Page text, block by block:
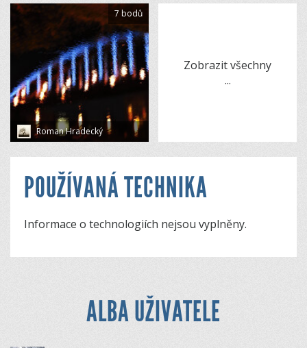
Roman Hradecký
7 bodů
Zobrazit všechny
...
POUŽÍVANÁ TECHNIKA
Informace o technologiích nejsou vyplněny.
ALBA UŽIVATELE